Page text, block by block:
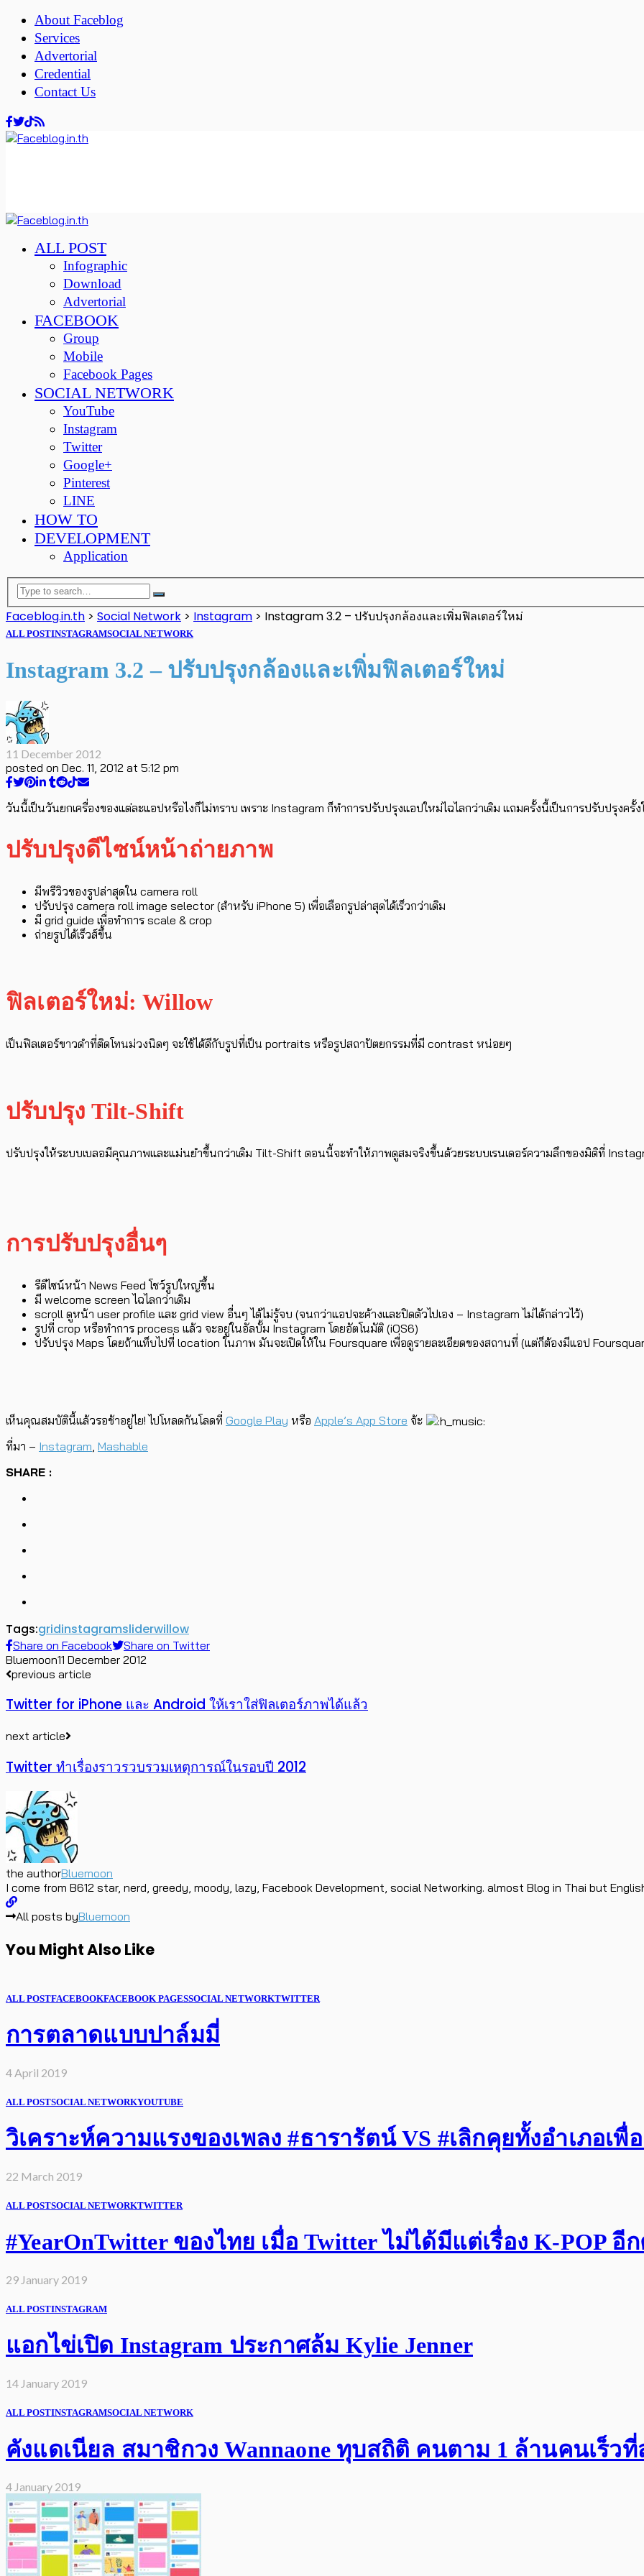
About Faceblog
Services
Advertorial
Credential
Contact Us
ALL POST
Infographic
Download
Advertorial
FACEBOOK
Group
Mobile
Facebook Pages
SOCIAL NETWORK
YouTube
Instagram
Twitter
Google+
Pinterest
LINE
HOW TO
DEVELOPMENT
Application
Faceblog.in.th > Social Network > Instagram > Instagram 3.2 – ปรับปรุงกล้องและเพิ่มฟิลเตอร์ใหม่
ALL POSTINSTAGRAMSOCIAL NETWORK
Instagram 3.2 – ปรับปรุงกล้องและเพิ่มฟิลเตอร์ใหม่
11 December 2012
posted on Dec. 11, 2012 at 5:12 pm
วันนี้เป็นวันยกเครื่องของแต่ละแอปหรือไงก็ไม่ทราบ เพราะ Instagram ก็ทำการปรับปรุงแอปใหม่ไฉไลกว่าเดิม แถมครั้งนี้เป็นการปรับปรุงครั้
ปรับปรุงดีไซน์หน้าถ่ายภาพ
มีพรีวิวของรูปล่าสุดใน camera roll
ปรับปรุง camera roll image selector (สำหรับ iPhone 5) เพื่อเลือกรูปล่าสุดได้เร็วกว่าเดิม
มี grid guide เพื่อทำการ scale & crop
ถ่ายรูปได้เร็วส์ขึ้น
ฟิลเตอร์ใหม่: Willow
เป็นฟิลเตอร์ขาวดำที่ติดโทนม่วงนิดๆ จะใช้ได้ดีกับรูปที่เป็น portraits หรือรูปสถาปัตยกรรมที่มี contrast หน่อยๆ
ปรับปรุง Tilt-Shift
ปรับปรุงให้ระบบเบลอมีคุณภาพและแม่นยำขึ้นกว่าเดิม Tilt-Shift ตอนนี้จะทำให้ภาพดูสมจริงขึ้นด้วยระบบเรนเดอร์ความลึกของมิติที่
การปรับปรุงอื่นๆ
รีดีไซน์หน้า News Feed โชว์รูปใหญ่ขึ้น
มี welcome screen ไฉไลกว่าเดิม
scroll ดูหน้า user profile และ grid view อื่นๆ ได้ไม่รู้จบ (จนกว่าแอปจะค้างและปิดตัวไปเอง – Instagram ไม่ได้กล่าวไว้)
รูปที่ crop หรือทำการ process แล้ว จะอยู่ในอัลบั้ม Instagram โดยอัตโนมัติ (iOS6)
ปรับปรุง Maps โดยถ้าแท็บไปที่ location ในภาพ มันจะเปิดให้ใน Foursquare เพื่อดูรายละเอียดของสถานที่ (แต่ก็ต้องมีแอป
เห็นคุณสมบัตินี้แล้วรอช้าอยู่ไย! ไปโหลดกันโลดที่ Google Play หรือ Apple’s App Store จ้ะ
ที่มา – Instagram Mashable
SHARE :
Tags:gridinstagramsliderwillow
Share on Facebook
Share on Twitter
Bluemoon11 December 2012
previous article
Twitter for iPhone และ Android ให้เราใส่ฟิลเตอร์ภาพได้แล้ว
next article
Twitter ทำเรื่องราวรวบรวมเหตุการณ์ในรอบปี 2012
the authorBluemoon
I come from B612 star, nerd, greedy, moody, lazy, Facebook Development, social Networking. almost Blog in Thai but
All posts byBluemoon
You Might Also Like
ALL POSTFACEBOOKFACEBOOK PAGESSOCIAL NETWORKTWITTER
การตลาดแบบปาล์มมี่
4 April 2019
ALL POSTSOCIAL NETWORKYOUTUBE
วิเคราะห์ความแรงของเพลง #ธารารัตน์ VS #เลิกคุยทั้งอำเภอเพื่
22 March 2019
ALL POSTSOCIAL NETWORKTWITTER
#YearOnTwitter ของไทย เมื่อ Twitter ไม่ได้มีแต่เรื่อง K-POP อี
29 January 2019
ALL POSTINSTAGRAM
แอกไข่เปิด Instagram ประกาศล้ม Kylie Jenner
14 January 2019
ALL POSTINSTAGRAMSOCIAL NETWORK
คังแดเนียล สมาชิกวง Wannaone ทุบสถิติ คนตาม 1 ล้านคนเร็วที่
4 January 2019